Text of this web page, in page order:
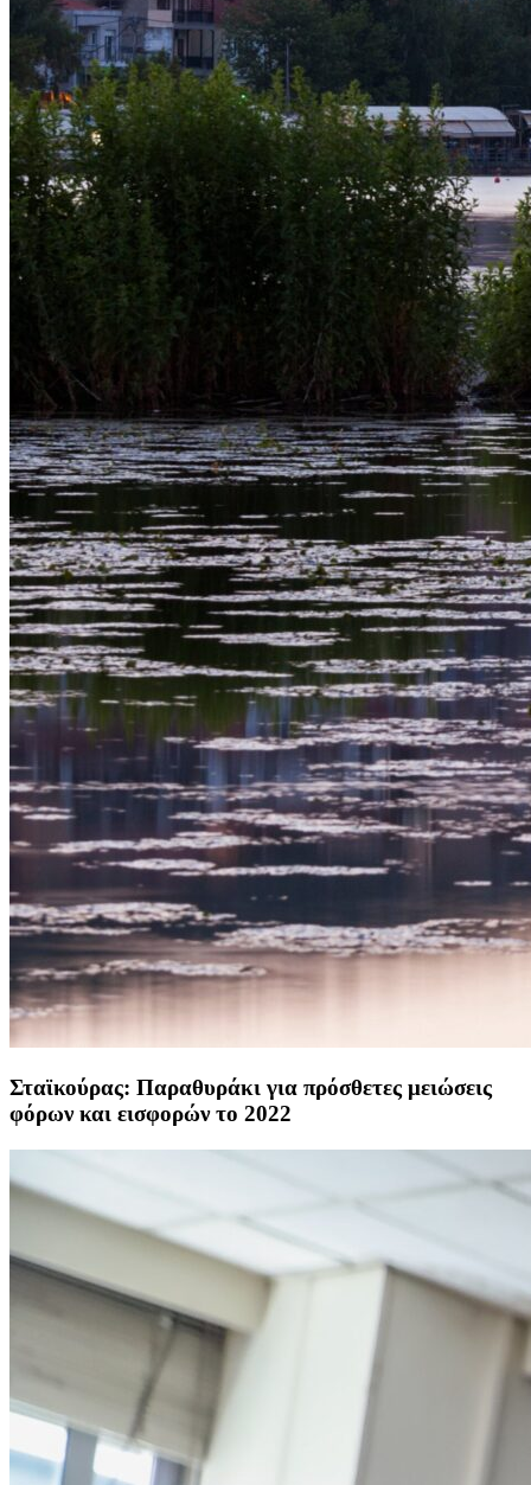
Σταϊκούρας: Παραθυράκι για πρόσθετες μειώσεις
φόρων και εισφορών το 2022